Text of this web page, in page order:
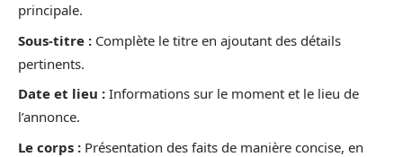
principale.
Sous-titre : Complète le titre en ajoutant des détails
pertinents.
Date et lieu : Informations sur le moment et le lieu de
l’annonce.
Le corps : Présentation des faits de manière concise, en